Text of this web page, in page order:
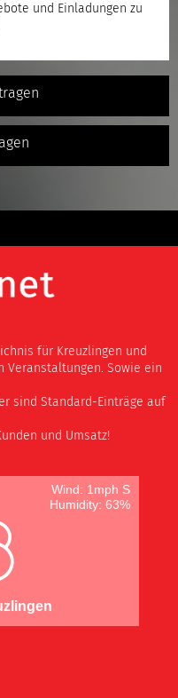
und Einladungen zu
für Kreuzlingen und
Veranstaltungen. Sowie ein
sind Standard-Einträge auf
und Umsatz!
Wind: 1mph S
Humidity: 63%